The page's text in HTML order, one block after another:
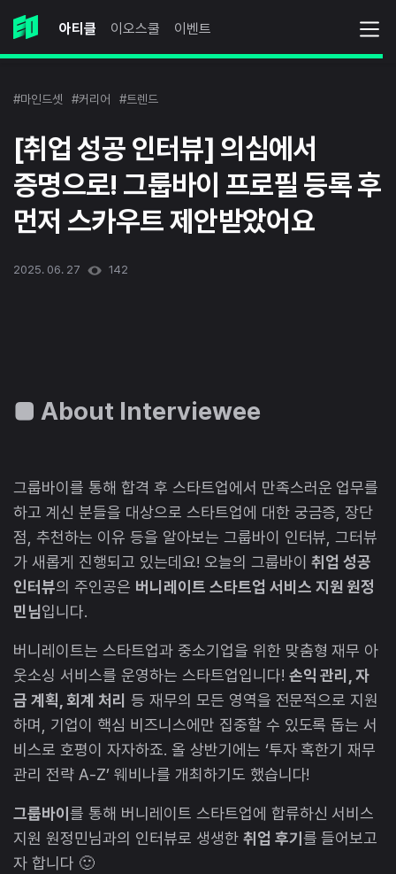
아티클 이오스쿨 이벤트
#마인드셋 #커리어 #트렌드
[취업 성공 인터뷰] 의심에서
증명으로! 그룹바이 프로필 등록 후
먼저 스카우트 제안받았어요
2025. 06. 27 142
■ About Interviewee
그룹바이를 통해 합격 후 스타트업에서 만족스러운 업무를
하고 계신 분들을 대상으로 스타트업에 대한 궁금증, 장단
점, 추천하는 이유 등을 알아보는 그룹바이 인터뷰, 그터뷰
가 새롭게 진행되고 있는데요! 오늘의 그룹바이취업 성공
인터뷰의 주인공은 버니레이트 스타트업 서비스 지원 원정
민님입니다.
버니레이트는 스타트업과 중소기업을 위한 맞춤형 재무 아
웃소싱 서비스를 운영하는 스타트업입니다! 손익 관리, 자
금 계획, 회계 처리 등 재무의 모든 영역을 전문적으로 지원
하며, 기업이 핵심 비즈니스에만 집중할 수 있도록 돕는 서
비스로 호평이 자자하죠. 올 상반기에는 ‘투자 혹한기 재무
관리 전략 A-Z’ 웨비나를 개최하기도 했습니다!
그룹바이 를 통해 버니레이트 스타트업에 합류하신 서비스
지원 원정민님과의 인터뷰로 생생한 취업 후기 를 들어보고
자 합니다 🙂